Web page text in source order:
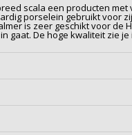
scala een producten met
porselein gebruikt voor
is zeer geschikt voor de
gaat. De hoge kwaliteit zie